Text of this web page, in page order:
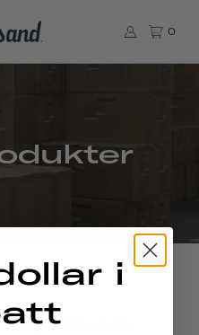
0
produkter i ditt
i